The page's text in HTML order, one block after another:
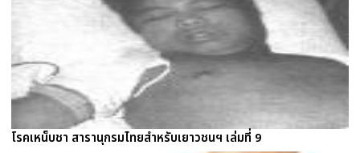
โรคเหน็บชา สารานุกรมไทยสำหรับเยาวชนฯ เล่มที่ 9